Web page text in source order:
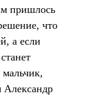
пришлось
что
а если
Александр